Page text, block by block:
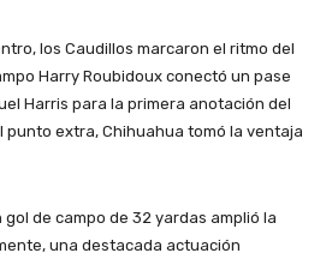
los Caudillos marcaron el ritmo del
Harry Roubidoux conectó un pase
Harris para la primera anotación del
punto extra, Chihuahua tomó la ventaja
de campo de 32 yardas amplió la
una destacada actuación